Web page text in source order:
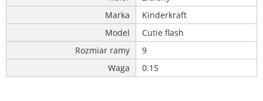
Marka
Kinderkraft
Model
Cutie flash
Rozmiar ramy
9
Waga
0.15